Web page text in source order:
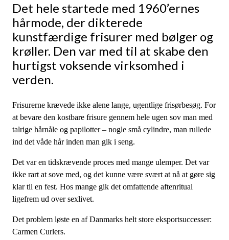
Det hele startede med 1960’ernes
hårmode, der dikterede
kunstfærdige frisurer med bølger og
krøller. Den var med til at skabe den
hurtigst voksende virksomhed i
verden.
Frisurerne krævede ikke alene lange, ugentlige frisørbesøg. For
at bevare den kostbare frisure gennem hele ugen sov man med
talrige hårnåle og papilotter – nogle små cylindre, man rullede
ind det våde hår inden man gik i seng.
Det var en tidskrævende proces med mange ulemper. Det var
ikke rart at sove med, og det kunne være svært at nå at gøre sig
klar til en fest. Hos mange gik det omfattende aftenritual
ligefrem ud over sexlivet.
Det problem løste en af Danmarks helt store eksportsuccesser:
Carmen Curlers.